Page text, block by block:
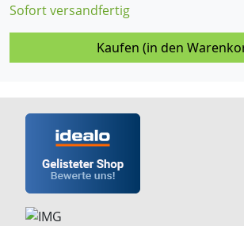
Sofort versandfertig
Kaufen (in den